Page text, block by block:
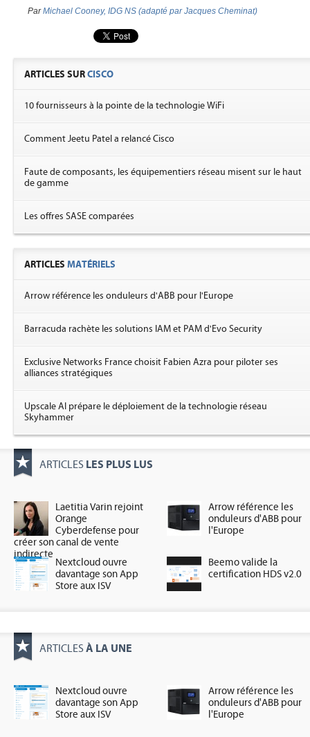
ParMichael Cooney, IDG NS (adapté par Jacques Cheminat)
ARTICLES SURCISCO
10 fournisseurs à la pointe de la technologie WiFi
Comment Jeetu Patel a relancé Cisco
Faute de composants, les équipementiers réseau misent sur le haut
de gamme
Les offres SASE comparées
ARTICLES MATÉRIELS
Arrow référence les onduleurs d'ABB pour l'Europe
Barracuda rachète les solutions IAM et PAM d'Evo Security
Exclusive Networks France choisit Fabien Azra pour piloter ses
alliances stratégiques
Upscale AI prépare le déploiement de la technologie réseau
Skyhammer
ARTICLES LES PLUS LUS
Laetitia Varin rejoint
Orange
Cyberdefense pour
créer son canal de vente
indirecte
Arrow référence les
onduleurs d'ABB pour
l'Europe
Nextcloud ouvre
davantage son App
Store aux ISV
Beemo valide la
certification HDS v2.0
ARTICLES À LA UNE
Nextcloud ouvre
davantage son App
Store aux ISV
Arrow référence les
onduleurs d'ABB pour
l'Europe